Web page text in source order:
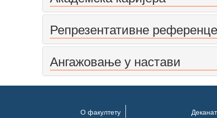
Репрезентативне референце
Ангажовање у настави
О факултету
Деканат